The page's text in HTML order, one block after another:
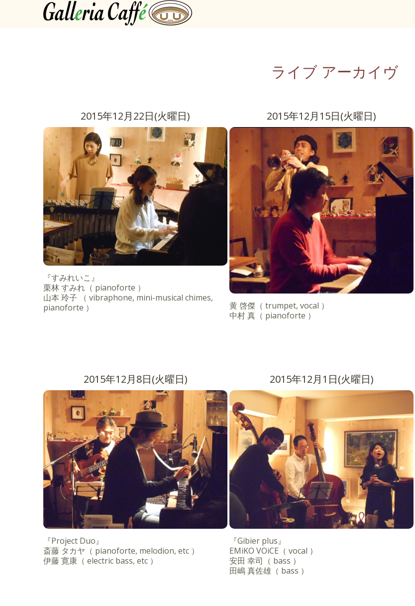
ライブ アーカイヴ
2015年12月22日(火曜日)
『すみれいこ』
栗林 すみれ（ pianoforte ）
山本 玲子 （ vibraphone, mini-musical chimes,
pianoforte ）
2015年12月15日(火曜日)
黄 啓傑（ trumpet, vocal ）
中村 真（ pianoforte ）
2015年12月8日(火曜日)
『Project Duo』
斎藤 タカヤ（ pianoforte, melodion, etc ）
伊藤 寛康（ electric bass, etc ）
2015年12月1日(火曜日)
『Gibier plus』
EMiKO VOiCE（ vocal ）
安田 幸司（ bass ）
田嶋 真佐雄（ bass ）